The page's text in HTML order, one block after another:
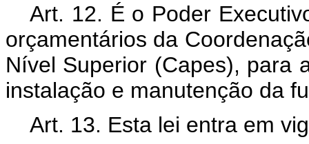
Art. 12. É o Poder
orçamentários da
Nível Superior (Capes), para
instalação e manutenção da
Art. 13. Esta lei entra em